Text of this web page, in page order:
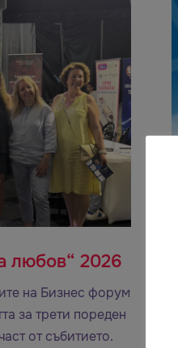
любов“ 2026
на Бизнес форум
за трети пореден
от събитието.